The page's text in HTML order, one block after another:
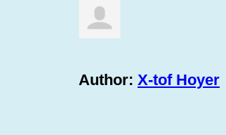
Author: X-tof Hoyer